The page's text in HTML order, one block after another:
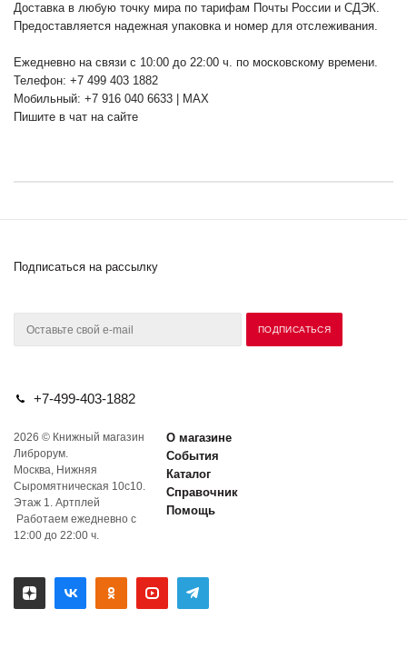
Доставка в любую точку мира по тарифам Почты России и СДЭК.
Предоставляется надежная упаковка и номер для отслеживания.
Ежедневно на связи с 10:00 до 22:00 ч. по московскому времени.
Телефон: +7 499 403 1882
Мобильный: +7 916 040 6633 | MAX
Пишите в чат на сайте
Подписаться на рассылку
+7-499-403-1882
2026 © Книжный магазин
Либрорум.
Москва, Нижняя
Сыромятническая 10с10.
Этаж 1. Артплей
Работаем ежедневно с
12:00 до 22:00 ч.
О магазине
События
Каталог
Справочник
Помощь